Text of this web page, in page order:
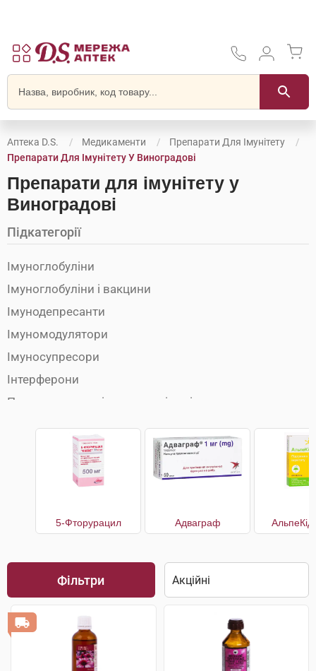
Аптека D.S. Медикаменти
Препарати Для Імунітету
Препарати Для Імунітету У Виноградові
Препарати для імунітету у
Виноградові
Підкатегорії
Імуноглобуліни
Імуноглобуліни і вакцини
Імунодепресанти
Імуномодулятори
Імуносупресори
Інтерферони
Препарати для підвищення імунітету
Протипухлинні препарати
5-Фторурацил Адваграф АльпеКід
Фільтри